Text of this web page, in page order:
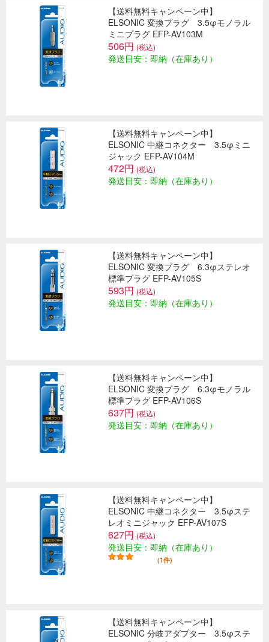
【送料無料キャンペーン中】
ELSONIC 変換プラグ 3.5φモノラル
ミニプラグ EFP-AV103M
506円 (税込)
発送目安：即納（在庫あり）
【送料無料キャンペーン中】
ELSONIC 中継コネクター 3.5φミニ
ジャック EFP-AV104M
472円 (税込)
発送目安：即納（在庫あり）
【送料無料キャンペーン中】
ELSONIC 変換プラグ 6.3φステレオ
標準プラグ EFP-AV105S
593円 (税込)
発送目安：即納（在庫あり）
【送料無料キャンペーン中】
ELSONIC 変換プラグ 6.3φモノラル
標準プラグ EFP-AV106S
637円 (税込)
発送目安：即納（在庫あり）
【送料無料キャンペーン中】
ELSONIC 中継コネクター 3.5φステ
レオミニジャック EFP-AV107S
627円 (税込)
発送目安：即納（在庫あり）
(1件)
【送料無料キャンペーン中】
ELSONIC 分岐アダプター 3.5φステ